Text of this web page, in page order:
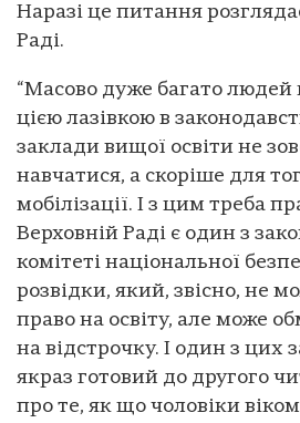
Наразі це питання
Раді.
“Масово дуже багато людей
цією лазівкою в
заклади вищої освіти не
навчатися, а скоріше для
мобілізації. І з цим треба
Верховній Раді є один з
комітеті національної
розвідки, який, звісно, не
право на освіту, але може
на відстрочку. І один з цих
якраз готовий до другого
про те, як що чоловіки